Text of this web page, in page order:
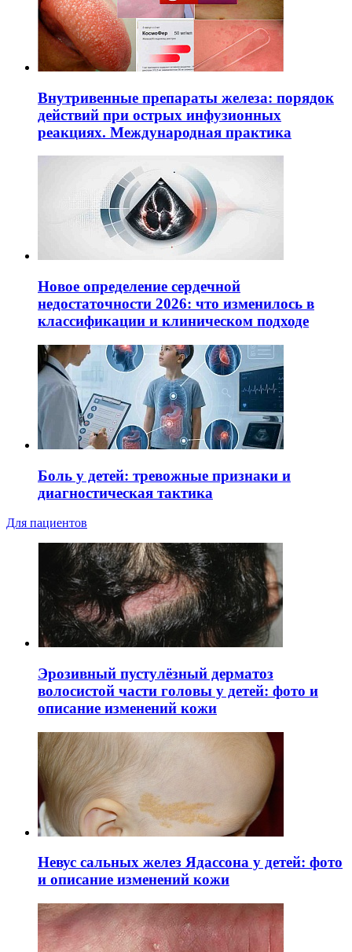
Внутривенные препараты железа: порядок
действий при острых инфузионных
реакциях. Международная практика
Новое определение сердечной
недостаточности 2026: что изменилось в
классификации и клиническом подходе
Боль у детей: тревожные признаки и
диагностическая тактика
Для пациентов
Эрозивный пустулёзный дерматоз
волосистой части головы у детей: фото и
описание изменений кожи
Невус сальных желез Ядассона у детей: фото
и описание изменений кожи